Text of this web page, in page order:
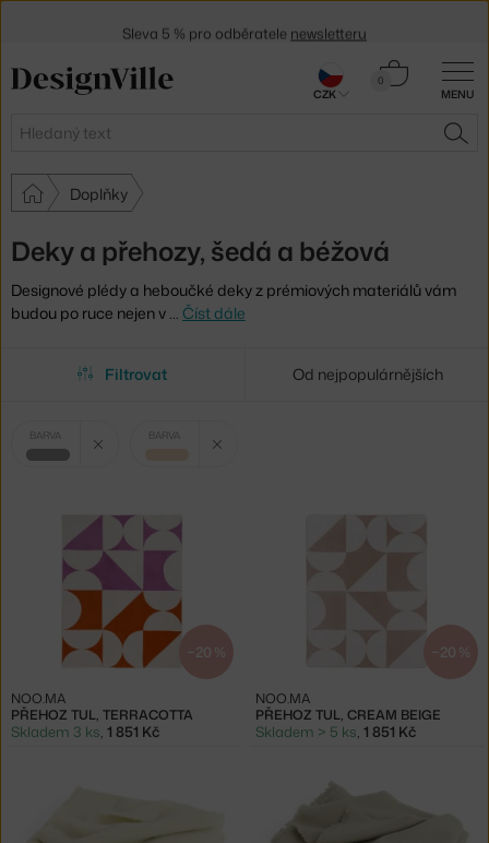
MENU
Hledat
0
Košík
Doplňky
Deky a přehozy, šedá a béžová
Designové plédy a heboučké deky z prémiových materiálů vám
budou po ruce nejen v … Číst dále
Filtrovat Od nejpopulárnějších
Vybrané
filtry:
BARVA
šedá
BARVA
−20 %
PŘEHOZ TUL, TERRACOTTA
NOO.MA
Skladem 3 ks 1 851 Kč
−20 %
PŘEHOZ TUL, CREAM BEIGE
NOO.MA
Skladem > 5 ks 1 851 Kč
CZK